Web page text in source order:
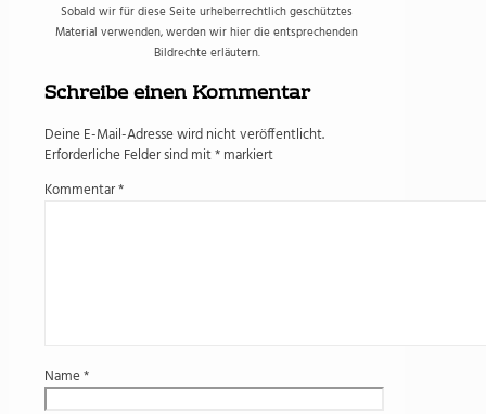
Sobald wir für diese Seite urheberrechtlich geschütztes
Material verwenden, werden wir hier die entsprechenden
Bildrechte erläutern.
Schreibe einen Kommentar
Deine E-Mail-Adresse wird nicht veröffentlicht.
Erforderliche Felder sind mit*markiert
Kommentar*
Name*